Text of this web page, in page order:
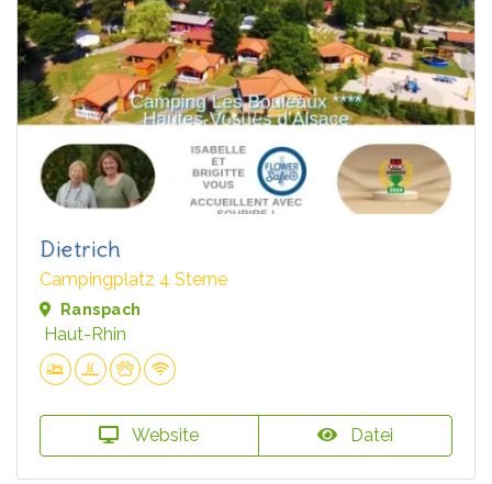
Dietrich
Campingplatz 4 Sterne
Ranspach
Haut-Rhin
Website Datei